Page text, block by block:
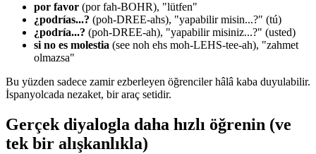
por favor (por fah-BOHR), "lütfen"
¿podrías...? (poh-DREE-ahs), "yapabilir misin...?" (tú)
¿podría...? (poh-DREE-ah), "yapabilir misiniz...?" (usted)
si no es molestia (see noh ehs moh-LEHS-tee-ah), "zahmet
olmazsa"
Bu yüzden sadece zamir ezberleyen öğrenciler hâlâ kaba duyulabilir.
İspanyolcada nezaket, bir araç setidir.
Gerçek diyalogla daha hızlı öğrenin (ve
tek bir alışkanlıkla)